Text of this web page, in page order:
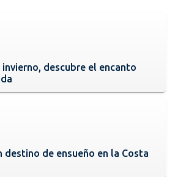
descubre el encanto
destino de ensueño en la Costa